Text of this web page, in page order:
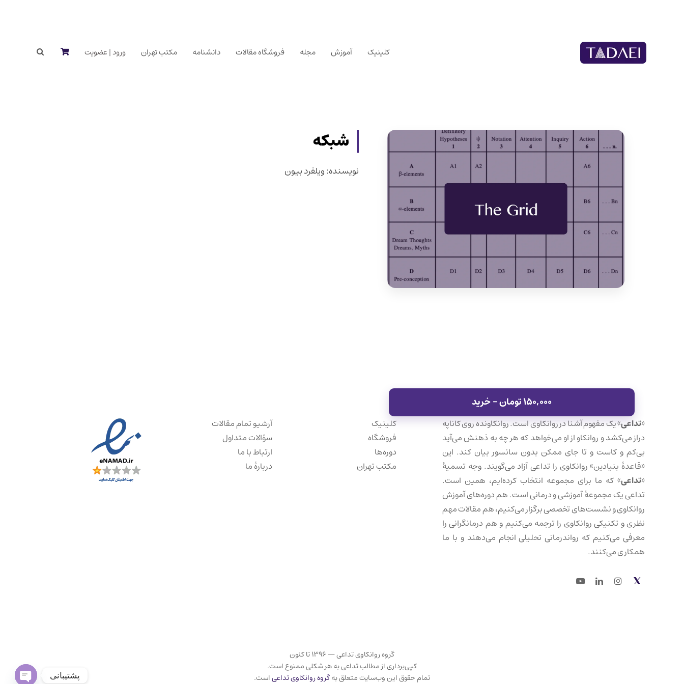
کلینیک آموزش مجله فروشگاه مقالات دانشنامه مکتب تهران ورود | عضویت
شبکه
نویسنده: ویلفرد بیون
۱۵۰,۰۰۰ تومان – خرید
«تداعی» یک مفهوم آشنا در روانکاوی است. روانکاونده روی کاناپه
دراز می‌کشد و روانکاو از او می‌خواهد که هر چه به ذهنش می‌آید
بی‌کم و کاست و تا جای ممکن بدون سانسور بیان کند. این
«قاعدهٔ بنیادین» روانکاوی را تداعی آزاد می‌گویند. وجه تسمیهٔ
«تداعی» که ما برای مجموعه انتخاب کرده‌ایم، همین است.
تداعی یک مجموعهٔ آموزشی و درمانی است. هم دوره‌های آموزش
روانکاوی و نشست‌های تخصصی برگزار می‌کنیم، هم مقالات مهم
نظری و تکنیکی روانکاوی را ترجمه می‌کنیم و هم درمانگرانی را
معرفی می‌کنیم که رواندرمانی تحلیلی انجام می‌دهند و با ما
همکاری می‌کنند.
Twitter
Instagram
LinkedIn
Youtube
کلینیک
فروشگاه
دوره‌ها
مکتب تهران
آرشیو تمام مقالات
سؤالات متداول
ارتباط با ما
دربارهٔ ما
گروه روانکاوی تداعی — ۱۳۹۶ تا کنون
کپی‌برداری از مطالب تداعی به هر شکلی ممنوع است.
تمام حقوق این وب‌سایت متعلق بهگروه روانکاوی تداعیاست. پشتیبانی